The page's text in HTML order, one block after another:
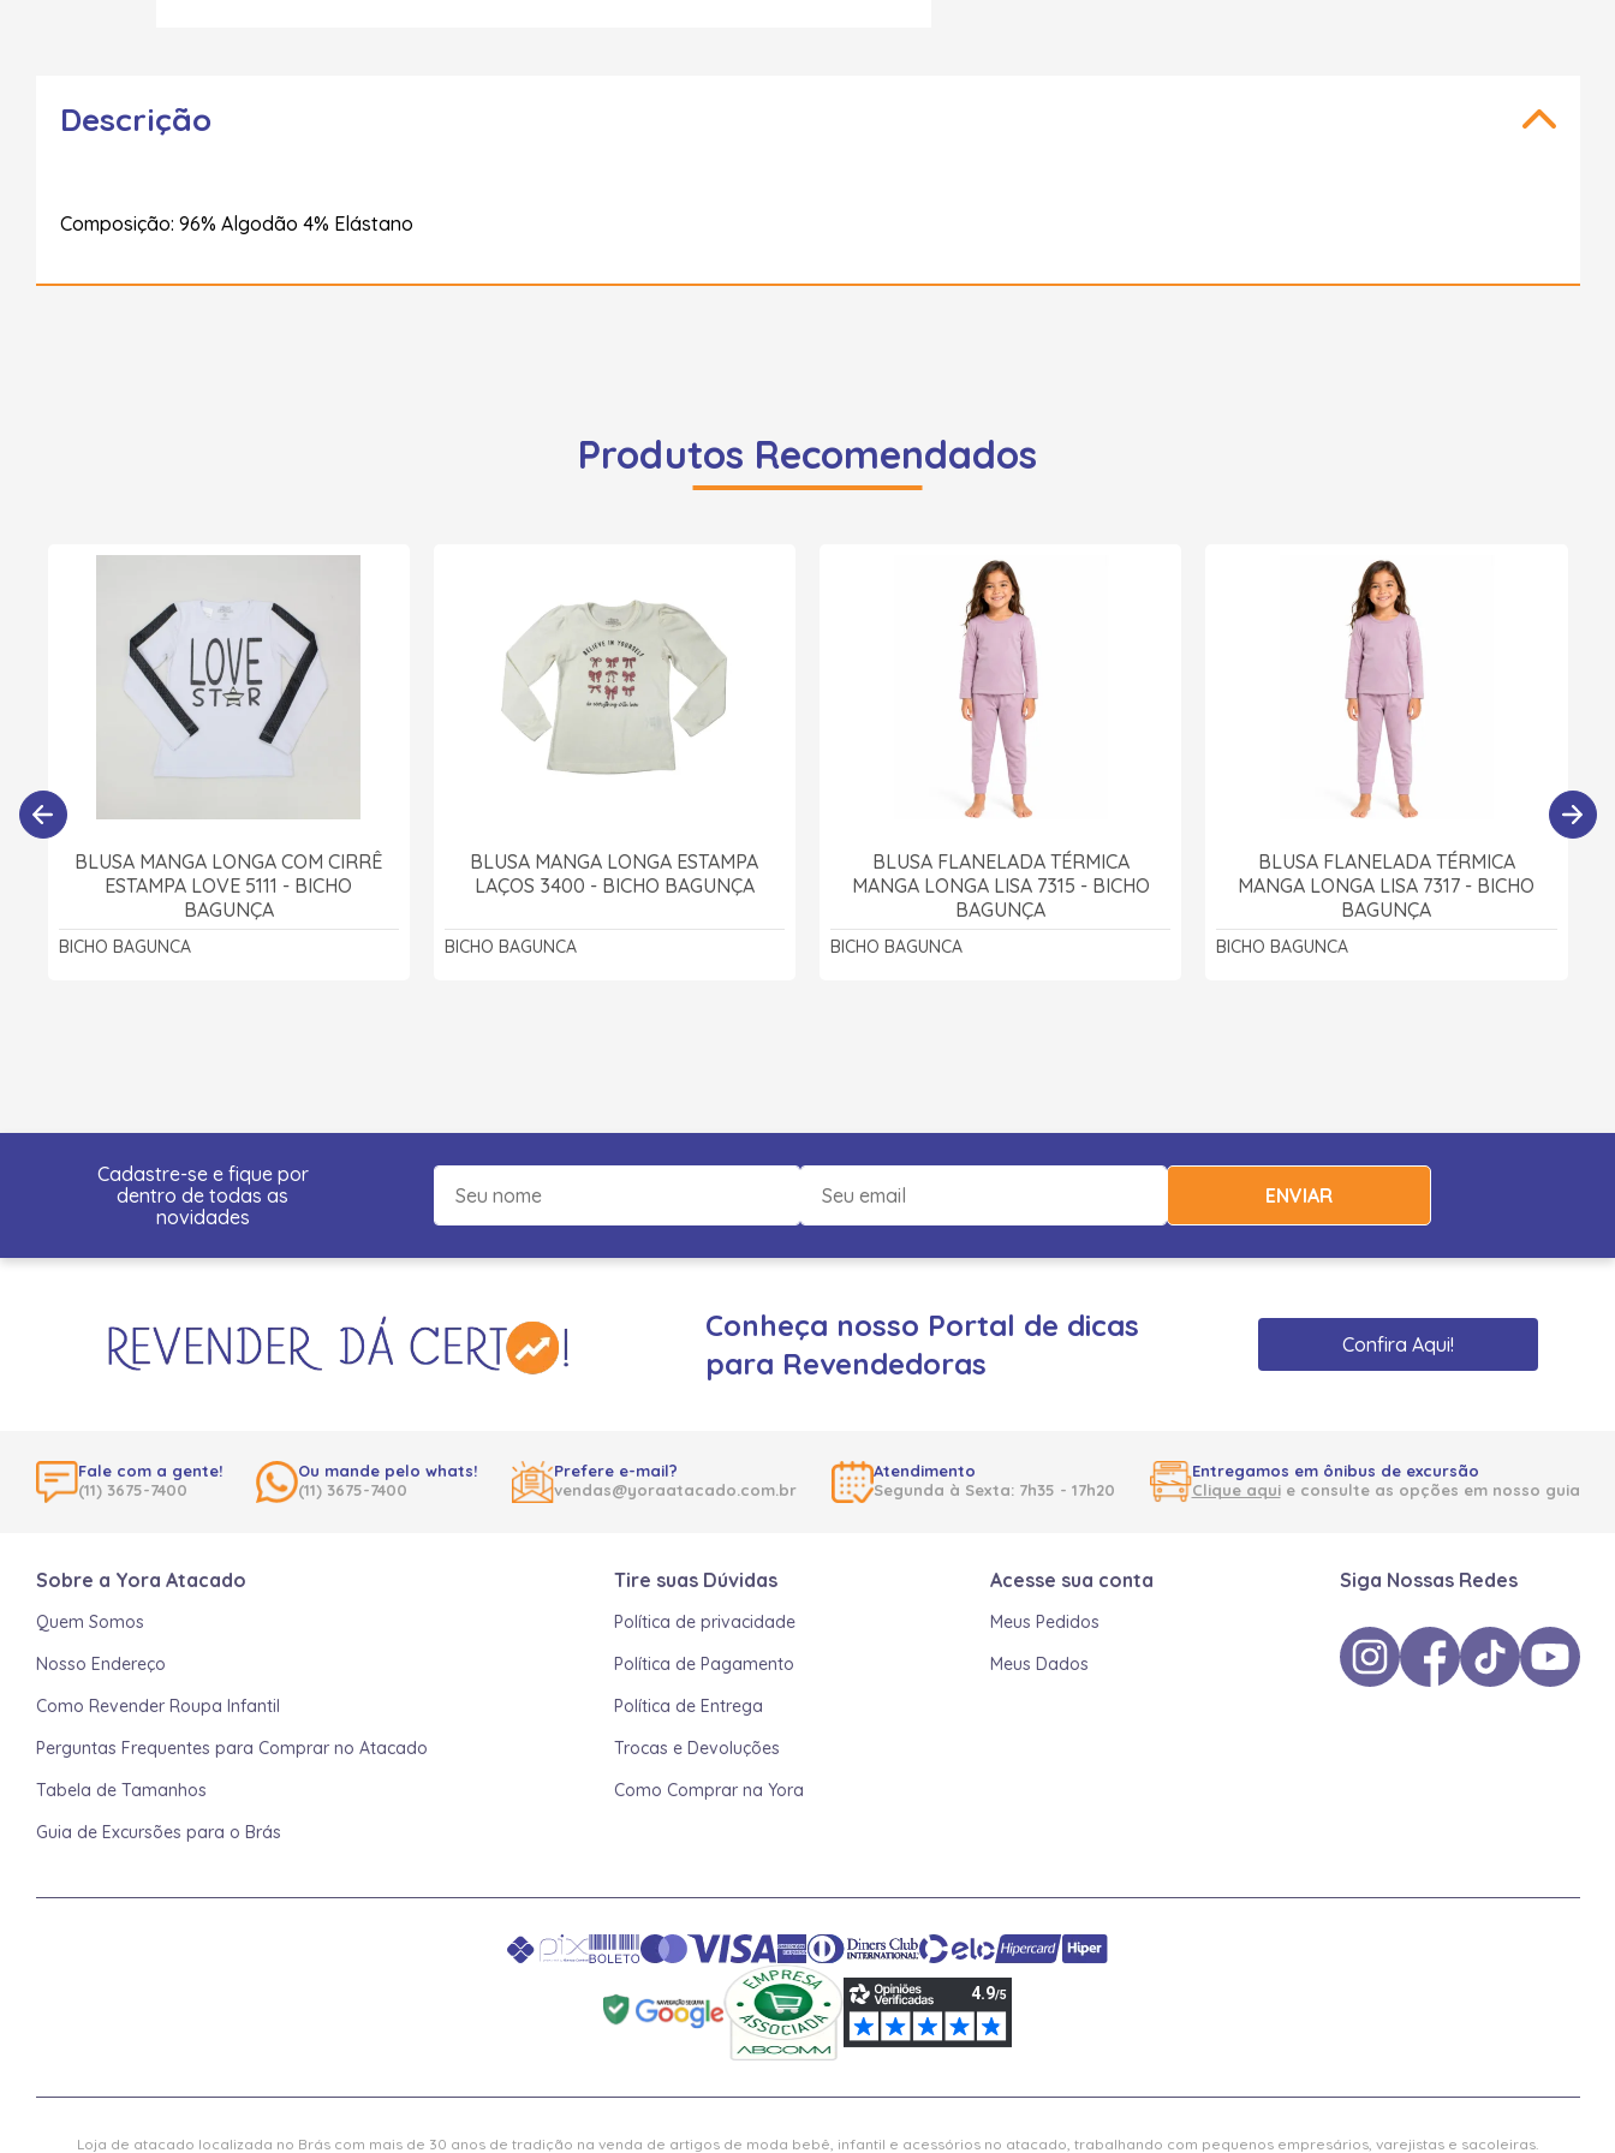
Descrição
Composição: 96% Algodão 4% Elástano
Produtos Recomendados
BLUSA MANGA LONGA COM CIRRÊ
ESTAMPA LOVE 5111 - BICHO
BAGUNÇA
BICHO BAGUNCA
BLUSA MANGA LONGA ESTAMPA
LAÇOS 3400 - BICHO BAGUNÇA
BICHO BAGUNCA
BLUSA FLANELADA TÉRMICA
MANGA LONGA LISA 7315 - BICHO
BAGUNÇA
BICHO BAGUNCA
BLUSA FLANELADA TÉRMICA
MANGA LONGA LISA 7317 - BICHO
BAGUNÇA
BICHO BAGUNCA
Cadastre-se e fique por
dentro de todas as
novidades
ENVIAR
Conheça nosso Portal de dicas
para Revendedoras
Confira Aqui!
Fale com a gente!
(11) 3675-7400
Ou mande pelo whats!
(11) 3675-7400
Prefere e-mail?
vendas@yoraatacado.com.br
Atendimento
Segunda à Sexta: 7h35 - 17h20
Entregamos em ônibus de excursão
Clique aquie consulte as opções em nosso guia
Sobre a Yora Atacado
Quem Somos
Nosso Endereço
Como Revender Roupa Infantil
Perguntas Frequentes para Comprar no Atacado
Tabela de Tamanhos
Guia de Excursões para o Brás
Tire suas Dúvidas
Política de privacidade
Política de Pagamento
Política de Entrega
Trocas e Devoluções
Como Comprar na Yora
Acesse sua conta
Meus Pedidos
Meus Dados
Siga Nossas Redes
Loja de atacado localizada no Brás com mais de 30 anos de tradição na venda de artigos de moda bebê, infantil e acessórios no atacado, trabalhando com pequenos empresários, varejistas e sacoleiras.